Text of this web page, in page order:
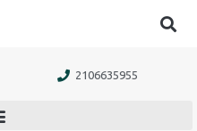
2106635955